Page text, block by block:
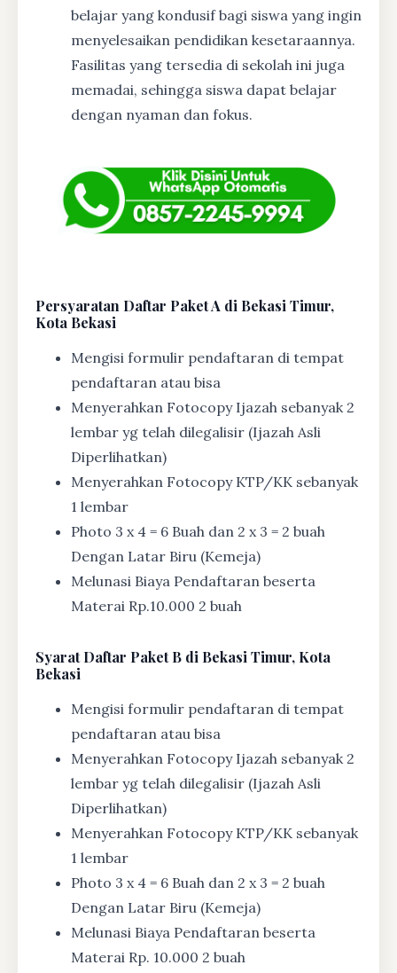
belajar yang kondusif bagi siswa yang ingin
menyelesaikan pendidikan kesetaraannya.
Fasilitas yang tersedia di sekolah ini juga
memadai, sehingga siswa dapat belajar
dengan nyaman dan fokus.
Persyaratan Daftar Paket A di Bekasi Timur,
Kota Bekasi
Mengisi formulir pendaftaran di tempat
pendaftaran atau bisa
Menyerahkan Fotocopy Ijazah sebanyak 2
lembar yg telah dilegalisir (Ijazah Asli
Diperlihatkan)
Menyerahkan Fotocopy KTP/KK sebanyak
1 lembar
Photo 3 x 4 = 6 Buah dan 2 x 3 = 2 buah
Dengan Latar Biru (Kemeja)
Melunasi Biaya Pendaftaran beserta
Materai Rp.10.000 2 buah
SyaratDaftar Paket B di Bekasi Timur, Kota
Bekasi
Mengisi formulir pendaftaran di tempat
pendaftaran atau bisa
Menyerahkan Fotocopy Ijazah sebanyak 2
lembar yg telah dilegalisir (Ijazah Asli
Diperlihatkan)
Menyerahkan Fotocopy KTP/KK sebanyak
1 lembar
Photo 3 x 4 = 6 Buah dan 2 x 3 = 2 buah
Dengan Latar Biru (Kemeja)
Melunasi Biaya Pendaftaran beserta
Materai Rp. 10.000 2 buah